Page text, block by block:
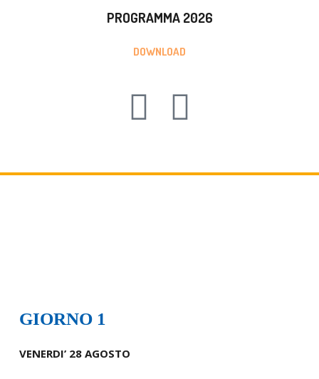
PROGRAMMA 2026
DOWNLOAD
GIORNO 1
VENERDI’ 28 AGOSTO